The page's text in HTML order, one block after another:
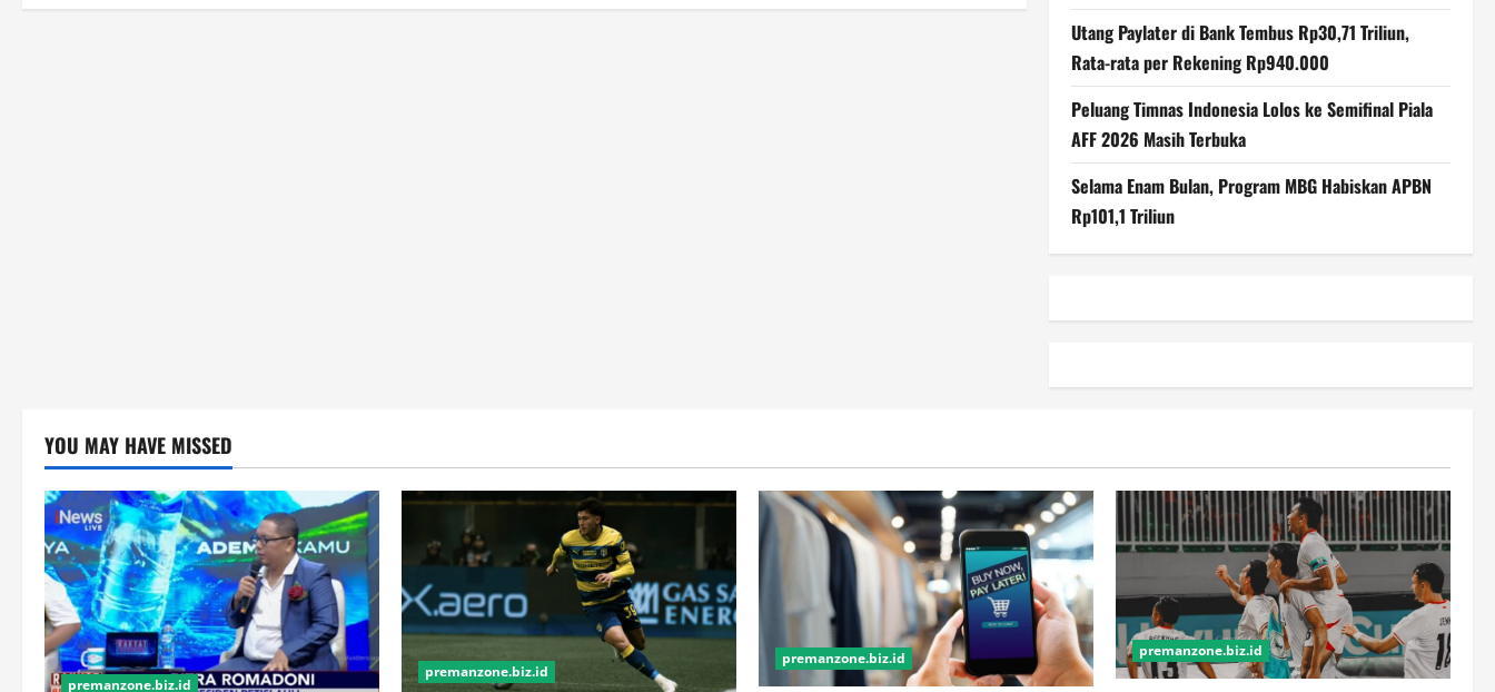
Auto
Utang Paylater di Bank Tembus Rp30,71 Triliun,
Rata-rata per Rekening Rp940.000
Peluang Timnas Indonesia Lolos ke Semifinal Piala
AFF 2026 Masih Terbuka
Selama Enam Bulan, Program MBG Habiskan APBN
Rp101,1 Triliun
YOU MAY HAVE MISSED
premanzone.biz.id
premanzone.biz.id
premanzone.biz.id premanzone.biz.id